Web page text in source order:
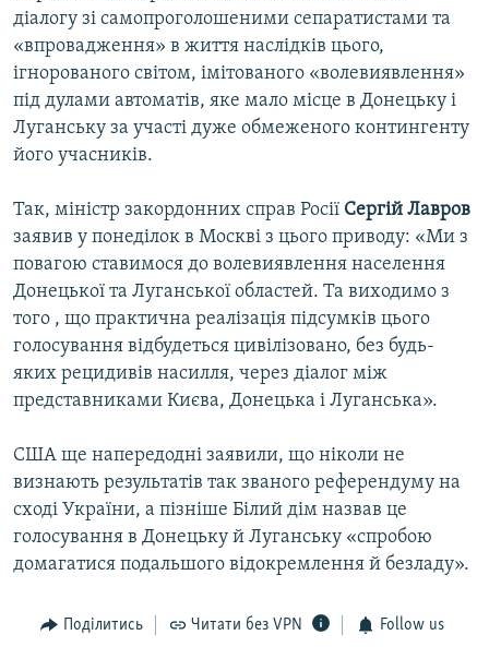
діалогу зі самопроголошеними сепаратистами та
«впровадження» в життя наслідків цього,
ігнорованого світом, імітованого «волевиявлення»
під дулами автоматів, яке мало місце в Донецьку і
Луганську за участі дуже обмеженого контингенту
його учасників.
Так, міністр закордонних справ Росії Сергій Лавров
заявив у понеділок в Москві з цього приводу: «Ми з
повагою ставимося до волевиявлення населення
Донецької та Луганської областей. Та виходимо з
того , що практична реалізація підсумків цього
голосування відбудеться цивілізовано, без будь-
яких рецидивів насилля, через діалог між
представниками Києва, Донецька і Луганська».
США ще напередодні заявили, що ніколи не
визнають результатів так званого референдуму на
сході України, а пізніше Білий дім назвав це
голосування в Донецьку й Луганську «спробою
домагатися подальшого відокремлення й безладу».
Поділитись Читати без VPN Follow us